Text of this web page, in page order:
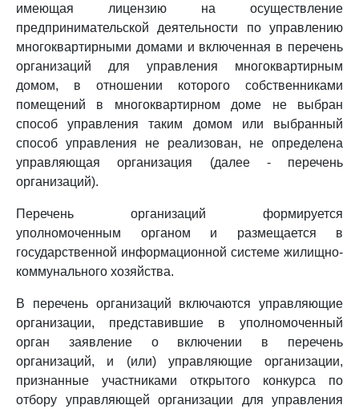
имеющая лицензию на осуществление
предпринимательской деятельности по управлению
многоквартирными домами и включенная в перечень
организаций для управления многоквартирным
домом, в отношении которого собственниками
помещений в многоквартирном доме не выбран
способ управления таким домом или выбранный
способ управления не реализован, не определена
управляющая организация (далее - перечень
организаций).
Перечень организаций формируется
уполномоченным органом и размещается в
государственной информационной системе жилищно-
коммунального хозяйства.
В перечень организаций включаются управляющие
организации, представившие в уполномоченный
орган заявление о включении в перечень
организаций, и (или) управляющие организации,
признанные участниками открытого конкурса по
отбору управляющей организации для управления